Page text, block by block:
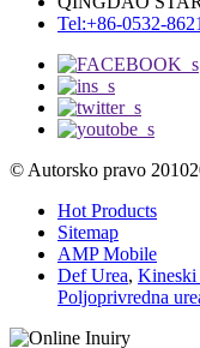
Tel:+86-0532-
© Autorsko pravo
Hot Products
Sitemap
AMP Mobile
Def Urea, Kineski
Poljoprivredna